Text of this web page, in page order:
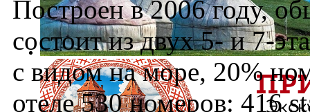
Построен в 2006 году,
состоит из двух 5- и 7-
с видом на море, 20%
отеле 530 номеров: 416